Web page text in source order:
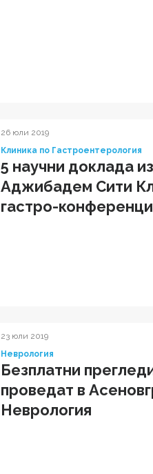
26 юли 2019
Клиника по Гастроентерология
5 научни доклада
Аджибадем Сити
гастро-
23 юли 2019
Неврология
Безплатни
проведат в
Неврология